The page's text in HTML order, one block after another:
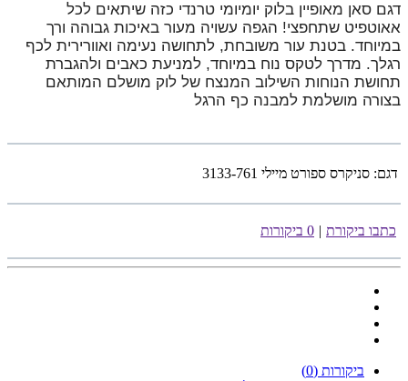
דגם סאן מאופיין בלוק יומיומי טרנדי כזה שיתאים לכל
אאוטפיט שתחפצי! הגפה עשויה מעור באיכות גבוהה ורך
במיוחד. בטנת עור משובחת, לתחושה נעימה ואוורירית לכף
רגלך. מדרך לטקס נוח במיוחד, למניעת כאבים ולהגברת
תחושת הנוחות השילוב המנצח של לוק מושלם המותאם
בצורה מושלמת למבנה כף הרגל
דגם: סניקרס ספורט מיילי 3133-761
כתבו ביקורת | 0 ביקורות
ביקורות (0)